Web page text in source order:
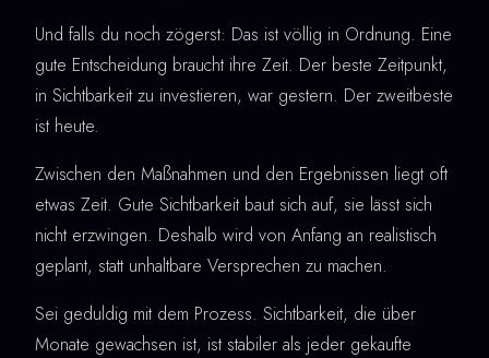
Und falls du noch zögerst: Das ist völlig in Ordnung. Eine
gute Entscheidung braucht ihre Zeit. Der beste Zeitpunkt,
in Sichtbarkeit zu investieren, war gestern. Der zweitbeste
ist heute.
Zwischen den Maßnahmen und den Ergebnissen liegt oft
etwas Zeit. Gute Sichtbarkeit baut sich auf, sie lässt sich
nicht erzwingen. Deshalb wird von Anfang an realistisch
geplant, statt unhaltbare Versprechen zu machen.
Sei geduldig mit dem Prozess. Sichtbarkeit, die über
Monate gewachsen ist, ist stabiler als jeder gekaufte